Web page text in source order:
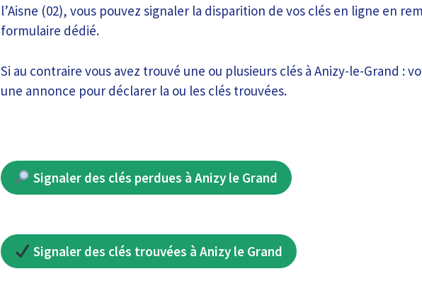
l’Aisne (02), vous pouvez signaler la disparition de vos clés en ligne en
formulaire dédié.
Si au contraire vous avez trouvé une ou plusieurs clés à Anizy-le-Grand :
une annonce pour déclarer la ou les clés trouvées.
Signaler des clés perdues à Anizy le Grand
Signaler des clés trouvées à Anizy le Grand